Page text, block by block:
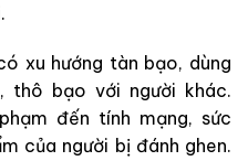
xu hướng tàn bạo, dùng
thô bạo với người khác.
đến tính mạng, sức
của người bị đánh ghen.